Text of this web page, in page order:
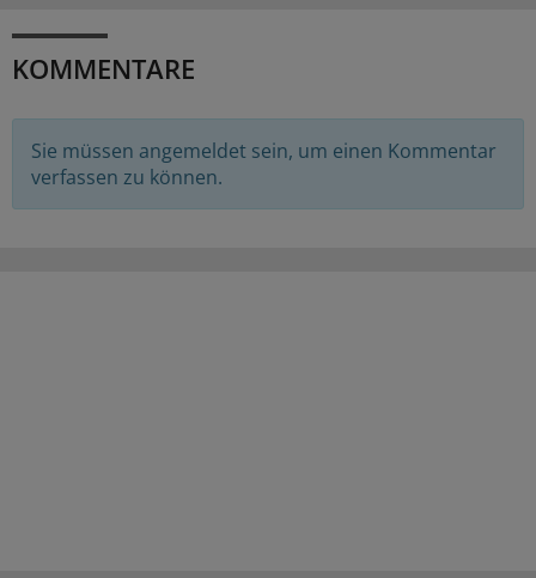
KOMMENTARE
Sie müssen angemeldet sein, um einen Kommentar
verfassen zu können.